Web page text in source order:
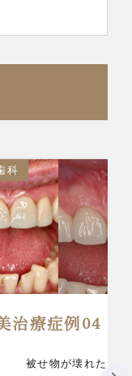
審美歯科
審美
主訴